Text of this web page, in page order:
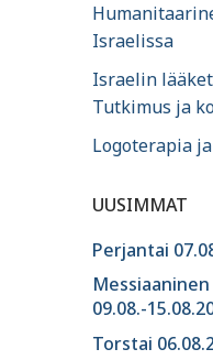
Israelissa
Israelin
Tutkimus ja
Logoterapia
UUSIMMAT
Perjantai
09.08.-
Torstai